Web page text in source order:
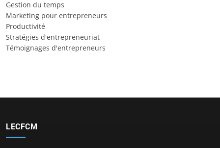
Gestion du temps
Marketing pour entrepreneurs
Productivité
Stratégies d'entrepreneuriat
Témoignages d'entrepreneurs
LECFCM